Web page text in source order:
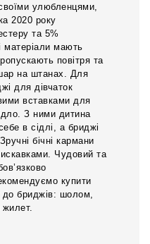
улюбленцями,
2020 року
та 5%
матеріали мають
повітря та
на штанах. Для
для дівчаток
вставками для
З ними дитина
в сідлі, а бриджі
бічні кармани
Чудовий та
купити
до бриджів: шолом,
жилет.